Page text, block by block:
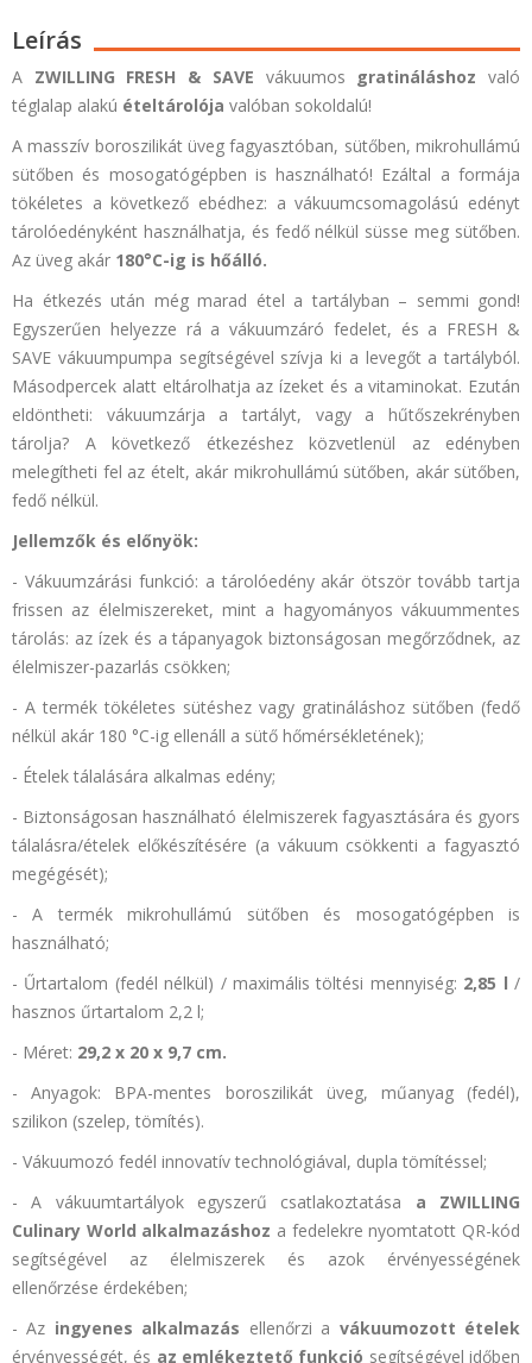
Leírás
A ZWILLING FRESH & SAVE vákuumos gratináláshoz való
téglalap alakú ételtárolója valóban sokoldalú!
A masszív boroszilikát üveg fagyasztóban, sütőben, mikrohullámú
sütőben és mosogatógépben is használható! Ezáltal a formája
tökéletes a következő ebédhez: a vákuumcsomagolású edényt
tárolóedényként használhatja, és fedő nélkül süsse meg sütőben.
Az üveg akár 180°C-ig is hőálló.
Ha étkezés után még marad étel a tartályban – semmi gond!
Egyszerűen helyezze rá a vákuumzáró fedelet, és a FRESH &
SAVE vákuumpumpa segítségével szívja ki a levegőt a tartályból.
Másodpercek alatt eltárolhatja az ízeket és a vitaminokat. Ezután
eldöntheti: vákuumzárja a tartályt, vagy a hűtőszekrényben
tárolja? A következő étkezéshez közvetlenül az edényben
melegítheti fel az ételt, akár mikrohullámú sütőben, akár sütőben,
fedő nélkül.
Jellemzők és előnyök:
- Vákuumzárási funkció: a tárolóedény akár ötször tovább tartja
frissen az élelmiszereket, mint a hagyományos vákuummentes
tárolás: az ízek és a tápanyagok biztonságosan megőrződnek, az
élelmiszer-pazarlás csökken;
- A termék tökéletes sütéshez vagy gratináláshoz sütőben (fedő
nélkül akár 180 °C-ig ellenáll a sütő hőmérsékletének);
- Ételek tálalására alkalmas edény;
- Biztonságosan használható élelmiszerek fagyasztására és gyors
tálalásra/ételek előkészítésére (a vákuum csökkenti a fagyasztó
megégését);
- A termék mikrohullámú sütőben és mosogatógépben is
használható;
- Űrtartalom (fedél nélkül) / maximális töltési mennyiség: 2,85 l /
hasznos űrtartalom 2,2 l;
- Méret: 29,2 x 20 x 9,7 cm.
- Anyagok: BPA-mentes boroszilikát üveg, műanyag (fedél),
szilikon (szelep, tömítés).
- Vákuumozó fedél innovatív technológiával, dupla tömítéssel;
- A vákuumtartályok egyszerű csatlakoztatása a ZWILLING
Culinary World alkalmazáshoz a fedelekre nyomtatott QR-kód
segítségével az élelmiszerek és azok érvényességének
ellenőrzése érdekében;
- Az ingyenes alkalmazás ellenőrzi a vákuumozott ételek
érvényességét, és az emlékeztető funkció segítségével időben